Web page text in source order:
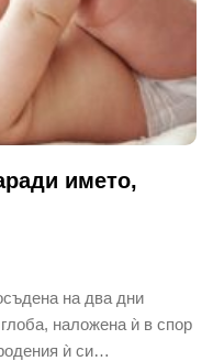
името,
на два дни
наложена ѝ в спор
ѝ си…